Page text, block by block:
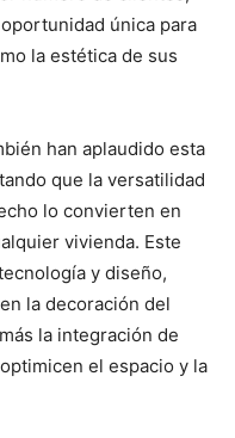
única para
la estética de sus
han aplaudido esta
que la versatilidad
lo convierten en
vivienda. Este
y diseño,
la decoración del
la integración de
el espacio y la